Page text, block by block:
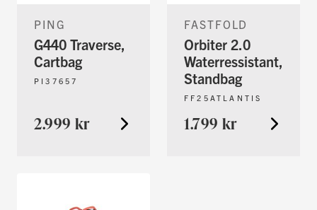
PING
G440 Traverse,
Cartbag
PI37657
2.999 kr
FASTFOLD
Orbiter 2.0
Waterressistant,
Standbag
FF25ATLANTIS
1.799 kr